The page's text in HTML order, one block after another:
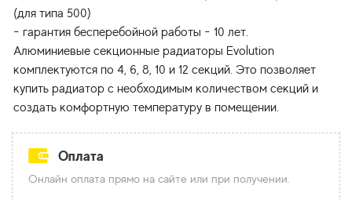
(для типа 500)
- гарантия бесперебойной работы - 10 лет.
Алюминиевые секционные радиаторы Evolution
комплектуются по 4, 6, 8, 10 и 12 секций. Это позволяет
купить радиатор с необходимым количеством секций и
Оплата
Онлайн оплата прямо на сайте или при получении.